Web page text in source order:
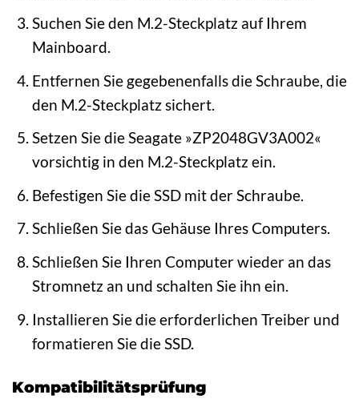
Suchen Sie den M.2-Steckplatz auf Ihrem
Mainboard.
Entfernen Sie gegebenenfalls die Schraube, die
den M.2-Steckplatz sichert.
Setzen Sie die Seagate »ZP2048GV3A002«
vorsichtig in den M.2-Steckplatz ein.
Befestigen Sie die SSD mit der Schraube.
Schließen Sie das Gehäuse Ihres Computers.
Schließen Sie Ihren Computer wieder an das
Stromnetz an und schalten Sie ihn ein.
Installieren Sie die erforderlichen Treiber und
formatieren Sie die SSD.
Kompatibilitätsprüfung